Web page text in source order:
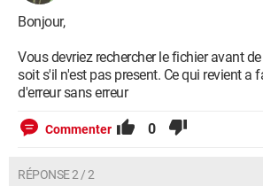
If RS.State = adStateOpen Then
RS.Open SQLs, DB, adOpenKeyset,
If RS![NOrdre] <> 0 Then
RS.MoveFirst
DN = RS![NOrdre]
Bonjour,
Vous devriez rechercher le fichier avant
soit s'il n'est pas present. Ce qui revient a
d'erreur sans erreur
Commenter 0
RÉPONSE 2 / 2